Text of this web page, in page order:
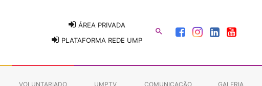
ÁREA PRIVADA
PLATAFORMA REDE UMP

VOLUNTARIADO UMPTV COMUNICAÇÃO GALERIA